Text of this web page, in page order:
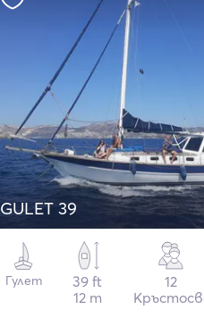
GULET 39
Гулет
39 ft
12 m
12